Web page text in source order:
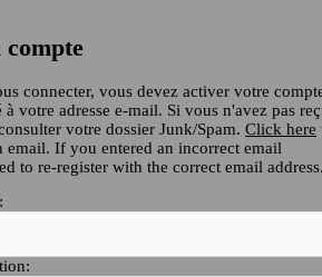
connecter, vous devez activer votre
votre adresse e-mail. Si vous n'avez pas
votre dossier Junk/Spam. Click here
email. If you entered an incorrect email
to re-register with the correct email